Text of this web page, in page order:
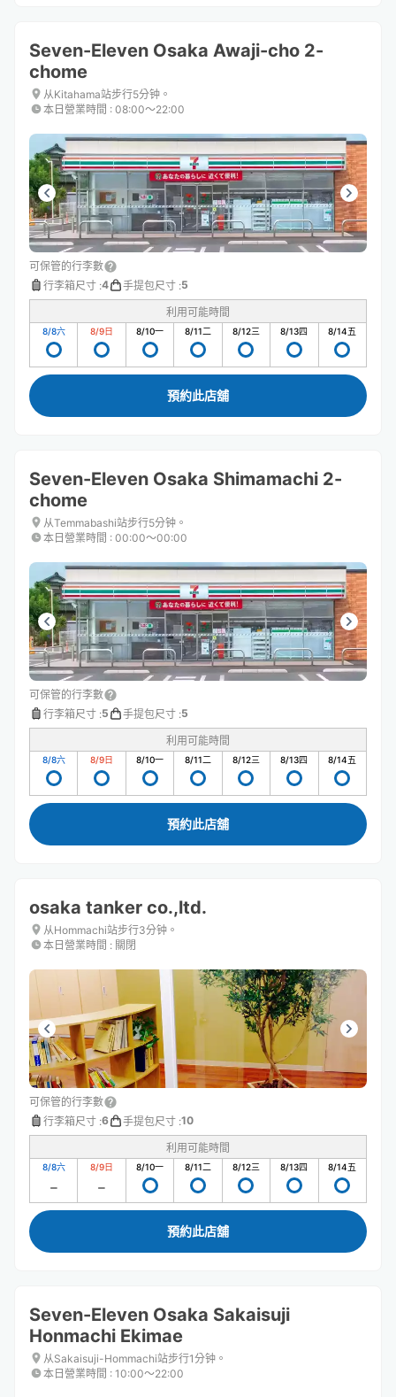
Seven-Eleven Osaka Awaji-cho 2-
chome
从Kitahama站步行5分钟。
本日營業時間 : 08:00〜22:00
可保管的行李數
行李箱尺寸 :4 手提包尺寸 :5
利用可能時間
8/8六 8/9日 8/10一 8/11二 8/12三 8/13四 8/14五
預約此店舖
Seven-Eleven Osaka Shimamachi 2-
chome
从Temmabashi站步行5分钟。
本日營業時間 : 00:00〜00:00
可保管的行李數
行李箱尺寸 :5 手提包尺寸 :5
利用可能時間
8/8六 8/9日 8/10一 8/11二 8/12三 8/13四 8/14五
預約此店舖
osaka tanker co.,ltd.
从Hommachi站步行3分钟。
本日營業時間 : 關閉
可保管的行李數
行李箱尺寸 :6 手提包尺寸 :10
利用可能時間
8/8六 8/9日 8/10一 8/11二 8/12三 8/13四 8/14五
預約此店舖
Seven-Eleven Osaka Sakaisuji
Honmachi Ekimae
从Sakaisuji-Hommachi站步行1分钟。
本日營業時間 : 10:00〜22:00